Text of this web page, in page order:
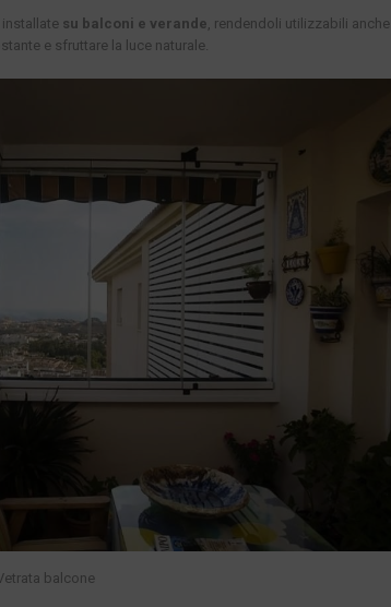
su balconi e verande, rendendoli utilizzabili anche
e sfruttare la luce naturale.
balcone